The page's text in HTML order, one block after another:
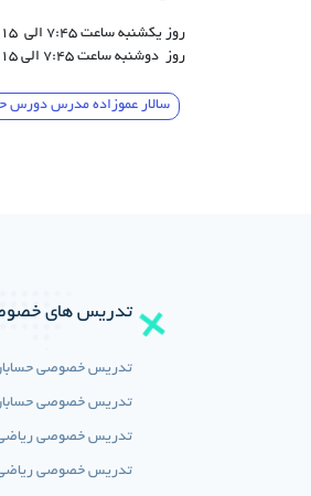
روز یکشنبه ساعت 7:45 الی 11:15
روز دوشنبه ساعت 7:45 الی 9:15
سالار عموزاده مدرس دورس حسابان،حساب دیفرانسیل و
تدریس های
تدریس خصوصی
تدریس خصوصی حسابان
تدریس خصوصی
تدریس خصوصی ریاضی